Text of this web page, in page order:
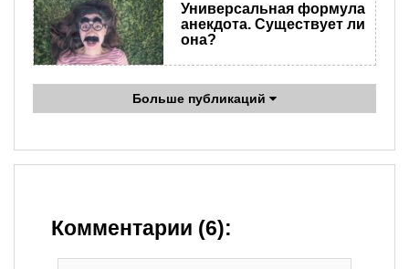
Универсальная формула
анекдота. Существует ли
она?
Больше публикаций
Комментарии (6):